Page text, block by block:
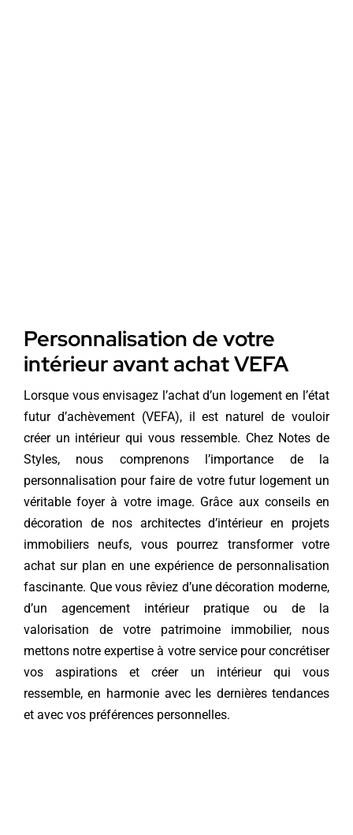
Personnalisation de votre
intérieur avant achat VEFA
Lorsque vous envisagez l’achat d’un logement en l’état
futur d’achèvement (VEFA), il est naturel de vouloir
créer un intérieur qui vous ressemble. Chez Notes de
Styles, nous comprenons l’importance de la
personnalisation pour faire de votre futur logement un
véritable foyer à votre image. Grâce aux conseils en
décoration de nos architectes d’intérieur en projets
immobiliers neufs, vous pourrez transformer votre
achat sur plan en une expérience de personnalisation
fascinante. Que vous rêviez d’une décoration moderne,
d’un agencement intérieur pratique ou de la
valorisation de votre patrimoine immobilier, nous
mettons notre expertise à votre service pour concrétiser
vos aspirations et créer un intérieur qui vous
ressemble, en harmonie avec les dernières tendances
et avec vos préférences personnelles.